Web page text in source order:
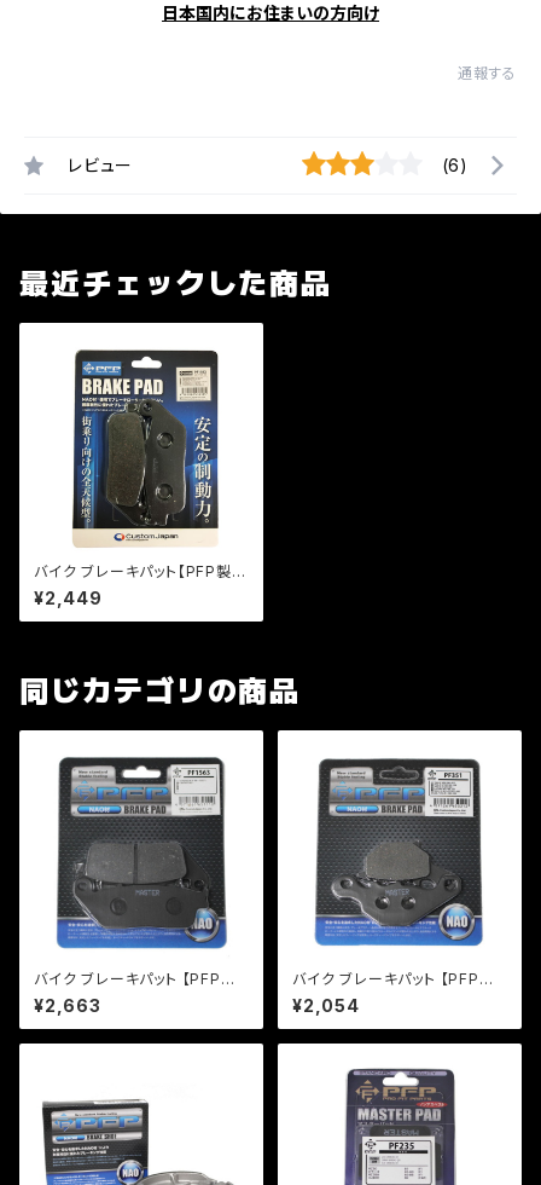
日本国内にお住まいの方向け
通報する
レビュー (6)
最近チェックした商品
バイク ブレーキパット【PFP製】
PF1562 ブレーキパッド レブル
250 CBR250RR【クリックポス
ト発送可能】
¥2,449
同じカテゴリの商品
バイク ブレーキパット 【PFP製】
PF156/3 マスターパッド VTR
マグナ スティード 【クリックポス
ト発送可能】
¥2,663
バイク ブレーキパット 【PFP製】
PF351 マスターパッド アドレ
ス レッツ【クリックポスト発送
可能】
¥2,054